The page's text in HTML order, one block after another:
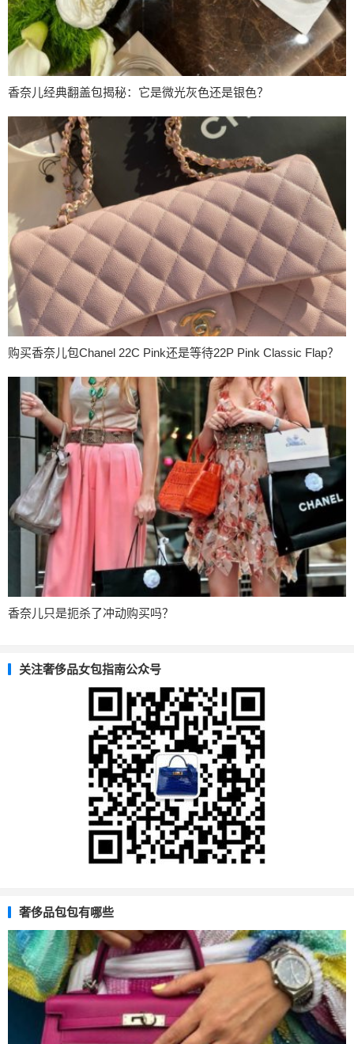
香奈儿经典翻盖包揭秘：它是微光灰色还是银色？
购买香奈儿包Chanel 22C Pink还是等待22P Pink Classic Flap？
香奈儿只是扼杀了冲动购买吗？
关注奢侈品女包指南公众号
奢侈品包包有哪些